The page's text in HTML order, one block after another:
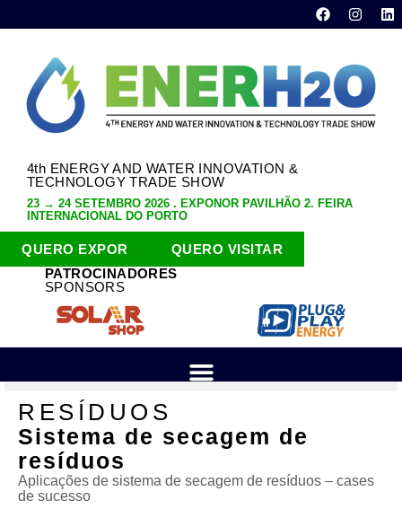
4th ENERGY AND WATER INNOVATION &
TECHNOLOGY TRADE SHOW
23 → 24 SETEMBRO 2026 . EXPONOR PAVILHÃO 2. FEIRA
INTERNACIONAL DO PORTO
QUERO EXPOR
QUERO VISITAR
PATROCINADORES
SPONSORS
RESÍDUOS
Sistema de secagem de
resíduos
Aplicações de sistema de secagem de resíduos – cases
de sucesso